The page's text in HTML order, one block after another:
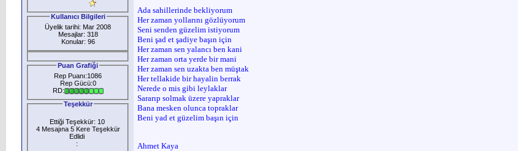
Kullanıcı Bilgileri
Üyelik tarihi: Mar 2008
Mesajlar: 318
Konular: 96
Puan Grafiği
Rep Puanı:1086
Rep Gücü:0
RD:
Teşekkür
Ettiği Teşekkür: 10
4 Mesajına 5 Kere Teşekkür
Edlidi
:
Ada sahillerinde bekliyorum
Her zaman yollarını gözlüyorum
Seni senden güzelim istiyorum
Beni şad et şadiye başın için
Her zaman sen yalancı ben kani
Her zaman orta yerde bir mani
Her zaman sen uzakta ben müştak
Her tellakide bir hayalin berrak
Nerede o mis gibi leylaklar
Sararıp solmak üzere yapraklar
Bana mesken olunca topraklar
Beni yad et güzelim başın için
Ahmet Kaya